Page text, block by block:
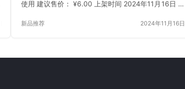
使用 建议售价： ¥6.00 上架时间 2024年11月16日 立
新品推荐 2024年11月16日